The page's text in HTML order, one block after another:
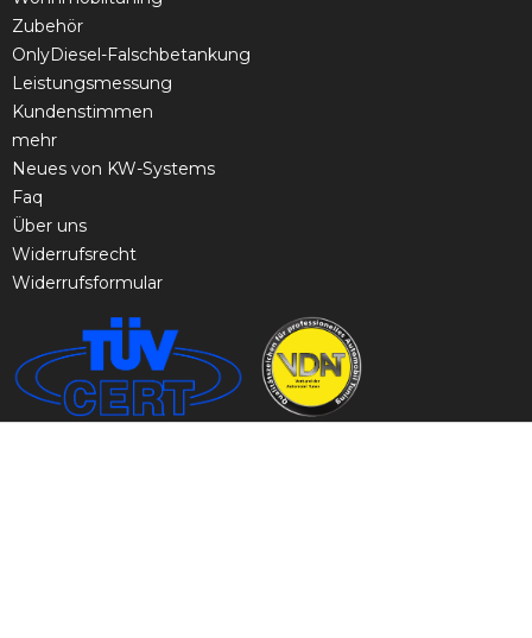
Zubehör
OnlyDiesel-Falschbetankung
Leistungsmessung
Kundenstimmen
mehr
Neues von KW-Systems
Faq
Über uns
Widerrufsrecht
Widerrufsformular